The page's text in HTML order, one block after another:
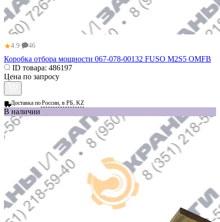
★4.9 46
Коробка отбора мощности 067-078-00132 FUSO M2S5 OMFB
ID товара: 486197
Цена по запросу
Доставка поРоссии, в РБ, KZ
В наличии